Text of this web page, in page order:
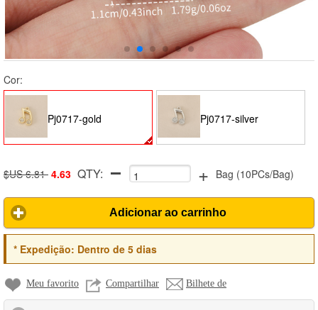
Cor:
Pj0717-gold Pj0717-silver
$US 6.81 4.63 QTY: + Bag (10PCs/Bag)
Adicionar ao carrinho
*Expedição: Dentro de 5 dias
Meu favorito Compartilhar Bilhete de